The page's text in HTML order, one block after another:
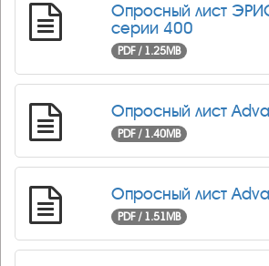
Опросный лист
серии 400
PDF / 1.25MB
Опросный лист
PDF / 1.40MB
Опросный лист
PDF / 1.51MB